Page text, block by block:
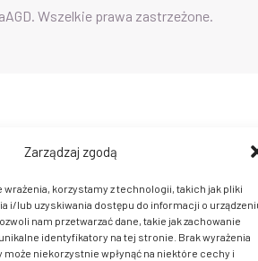
Zarządzaj zgodą
wrażenia, korzystamy z technologii, takich jak pliki
i/lub uzyskiwania dostępu do informacji o
nam przetwarzać dane, takie jak zachowanie
identyfikatory na tej stronie. Brak wyrażenia
może niekorzystnie wpłynąć na niektóre cechy i
Wszelkie prawa zastrzeżone.